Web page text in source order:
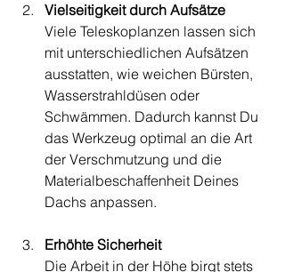
Vielseitigkeit durch Aufsätze
Viele Teleskoplanzen lassen sich
mit unterschiedlichen Aufsätzen
ausstatten, wie weichen Bürsten,
Wasserstrahldüsen oder
Schwämmen. Dadurch kannst Du
das Werkzeug optimal an die Art
der Verschmutzung und die
Materialbeschaffenheit Deines
Dachs anpassen.
Erhöhte Sicherheit
Die Arbeit in der Höhe birgt stets